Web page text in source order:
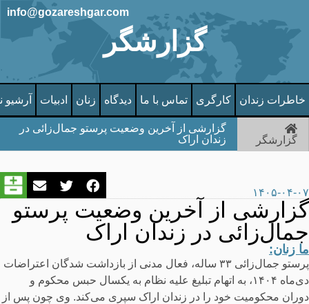
گزارشگر
info@gozareshgar.com
خاطرات زندان کارگری تماس با ما دیدگاه زنان ادبیات آرشیو
گزارشگر
گزارشی از آخرین وضعیت پرستو جمال‌زائی در
زندان اراک
۱۴۰۵-۰۴-۰۷
گزارشی از آخرین وضعیت پرستو
جمال‌زائی در زندان اراک
ما زنان:
پرستو جمال‌زائی ۳۳ ساله، فعال مدنی از بازداشت شدگان اعتراضات
دی‌ماه ۱۴۰۴، به اتهام تبلیغ علیه نظام به یکسال حبس محکوم و
دوران محکومیت خود را در زندان اراک سپری می‌کند. وی چون پس از